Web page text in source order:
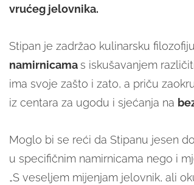
vrućeg jelovnika.
Stipan je zadržao kulinarsku
namirnicamas iskušavanjem
ima svoje zašto i zato, a priču
iz centara za ugodu i sjećanja na
Moglo bi se reći da Stipanu jesen
u specifičnim namirnicama nego i
„S veseljem mijenjam jelovnik, ali